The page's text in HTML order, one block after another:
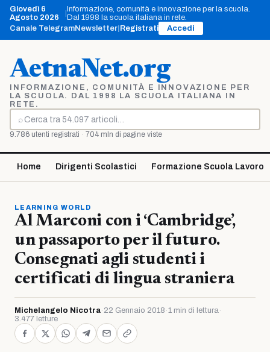
Vai
contenuto
Giovedì 6
Agosto 2026
Informazione, comunità e innovazione per la scuola.
Dal 1998 la scuola italiana in rete.
Canale TelegramNewsletter Registrati Accedi
AetnaNet.org
INFORMAZIONE, COMUNITÀ E INNOVAZIONE PER
LA SCUOLA. DAL 1998 LA SCUOLA ITALIANA IN
RETE.
⌕
Cerca
9.786 utenti registrati · 704 mln di pagine viste
Home Dirigenti Scolastici Formazione Scuola Lavoro
LEARNING WORLD
Al Marconi con i ‘Cambridge’,
un passaporto per il futuro.
Consegnati agli studenti i
certificati di lingua straniera
Michelangelo Nicotra· 22 Gennaio 2018 ·1 min di lettura·
3.477 letture